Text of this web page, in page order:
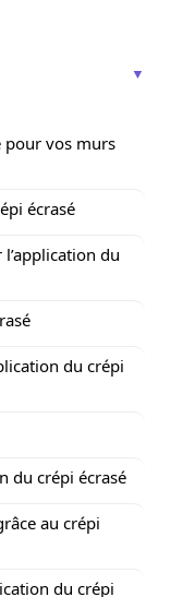
pour vos murs
écrasé
du
du crépi
du crépi écrasé
au crépi
du crépi